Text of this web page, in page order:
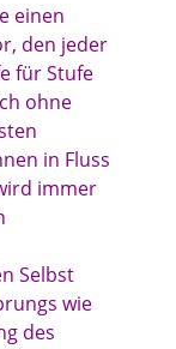
einen
den jeder
für Stufe
ohne
in Fluss
immer
Selbst
wie
des